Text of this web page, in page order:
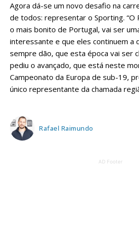
Agora dá-se um novo desafio na
de todos: representar o Sporting. “O
o mais bonito de Portugal, vai ser
interessante e que eles continuem a
sempre dão, que esta época vai ser
pediu o avançado, que está neste
Campeonato da Europa de sub-19,
único representante da chamada
Rafael Raimundo
AD Footer